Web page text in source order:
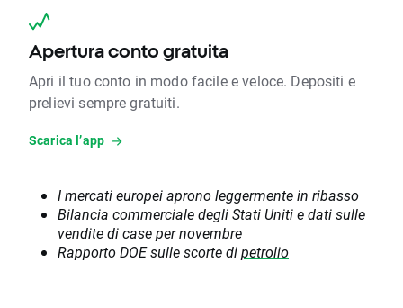
Apertura conto gratuita
Apri il tuo conto in modo facile e veloce. Depositi e
prelievi sempre gratuiti.
Scarica l’app
I mercati europei aprono leggermente in ribasso
Bilancia commerciale degli Stati Uniti e dati sulle
vendite di case per novembre
Rapporto DOE sulle scorte dipetrolio